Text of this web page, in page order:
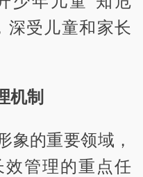
深受儿童和家长
机制
象的重要领域，
管理的重点任